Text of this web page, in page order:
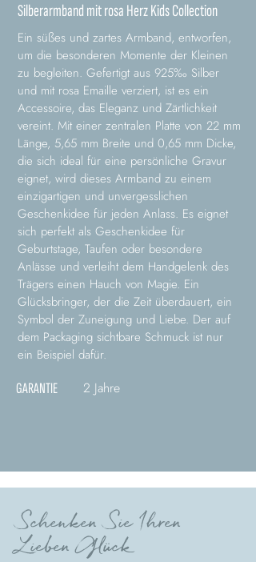
Silberarmband mit rosa Herz Kids Collection
Ein süßes und zartes Armband, entworfen,
um die besonderen Momente der Kleinen
zu begleiten. Gefertigt aus 925‰ Silber
und mit rosa Emaille verziert, ist es ein
Accessoire, das Eleganz und Zärtlichkeit
vereint. Mit einer zentralen Platte von 22 mm
Länge, 5,65 mm Breite und 0,65 mm Dicke,
die sich ideal für eine persönliche Gravur
eignet, wird dieses Armband zu einem
einzigartigen und unvergesslichen
Geschenkidee für jeden Anlass. Es eignet
sich perfekt als Geschenkidee für
Geburtstage, Taufen oder besondere
Anlässe und verleiht dem Handgelenk des
Trägers einen Hauch von Magie. Ein
Glücksbringer, der die Zeit überdauert, ein
Symbol der Zuneigung und Liebe. Der auf
dem Packaging sichtbare Schmuck ist nur
ein Beispiel dafür.
GARANTIE 2 Jahre
Schenken Sie Ihren
Lieben Glück